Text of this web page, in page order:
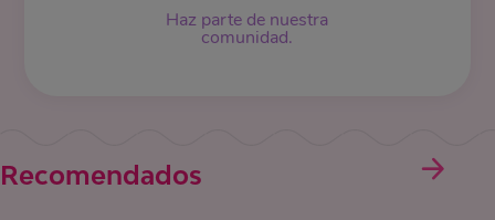
Haz parte de nuestra
comunidad.
Recomendados